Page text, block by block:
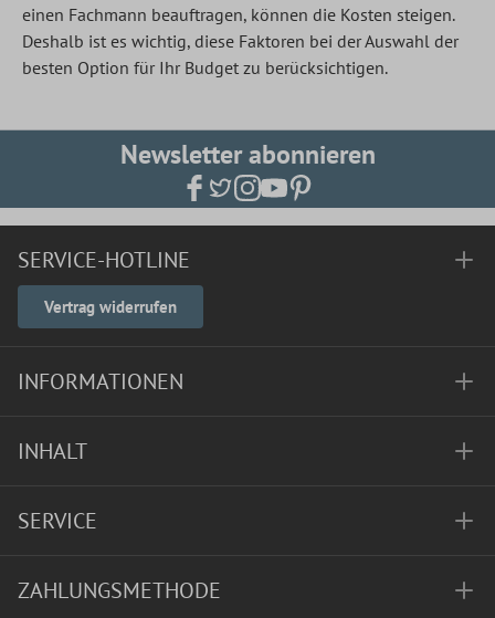
einen Fachmann beauftragen, können die Kosten steigen.
Deshalb ist es wichtig, diese Faktoren bei der Auswahl der
besten Option für Ihr Budget zu berücksichtigen.
Newsletter abonnieren
SERVICE-HOTLINE
Vertrag widerrufen
INFORMATIONEN
INHALT
SERVICE
ZAHLUNGSMETHODE